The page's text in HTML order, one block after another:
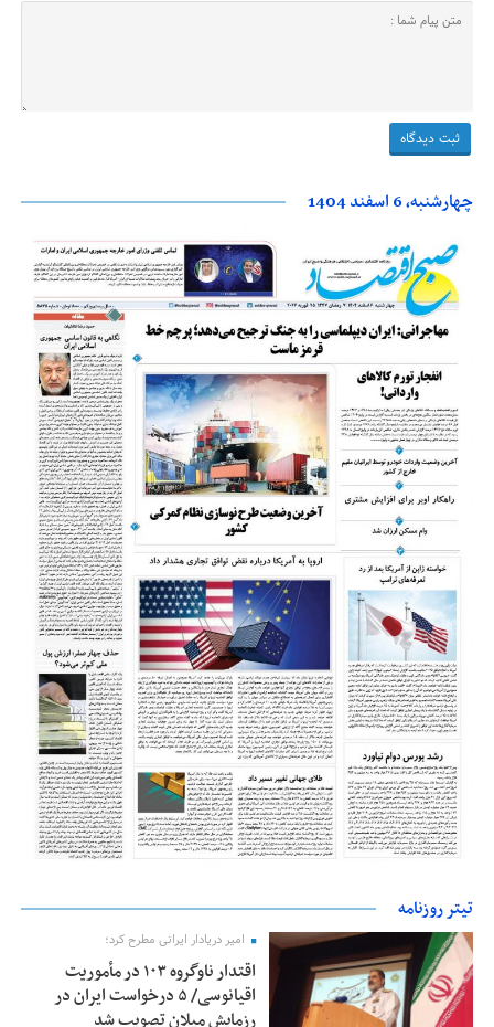
چهارشنبه، 6 اسفند 1404
تیتر روزنامه
امیر دریادار ایرانی مطرح کرد؛
اقتدار ناوگروه ۱۰۳ در مأموریت‌
اقیانوسی/ ۵ درخواست ایران در
رزمایش میلان تصویب شد